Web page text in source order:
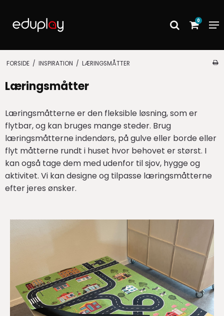
0
FORSIDE / INSPIRATION / LÆRINGSMÅTTER
Læringsmåtter
Læringsmåtterne er den fleksible løsning, som er
flytbar, og kan bruges mange steder. Brug
læringsmåtterne indendørs, på gulve eller borde eller
flyt måtterne rundt i huset hvor behovet er størst. I
kan også tage dem med udenfor til sjov, hygge og
aktivitet. Vi kan designe og tilpasse læringsmåtterne
efter jeres ønsker.